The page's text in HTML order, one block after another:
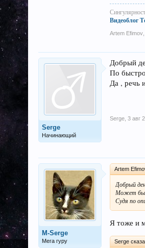
Видеоблог
Artem Efimov
Serge
Начинающий
Добрый
По
Да , речь
Serge 3 авг
M-Serge
Мега гуру
Artem
Добрый
Может
Судя по
Я тоже и
Serge